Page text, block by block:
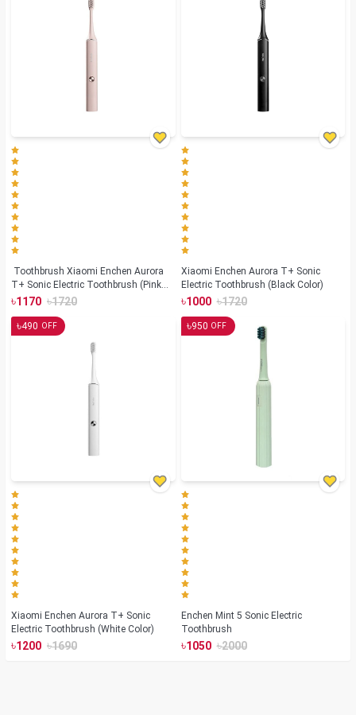
Toothbrush Xiaomi Enchen Aurora
T+ Sonic Electric Toothbrush (Pink
Color)
৳1170 ৳1720
Xiaomi Enchen Aurora T+ Sonic
Electric Toothbrush (Black Color)
৳1000 ৳1720
৳490 OFF
Xiaomi Enchen Aurora T+ Sonic
Electric Toothbrush (White Color)
৳1200 ৳1690
৳950 OFF
Enchen Mint 5 Sonic Electric
Toothbrush
৳1050 ৳2000